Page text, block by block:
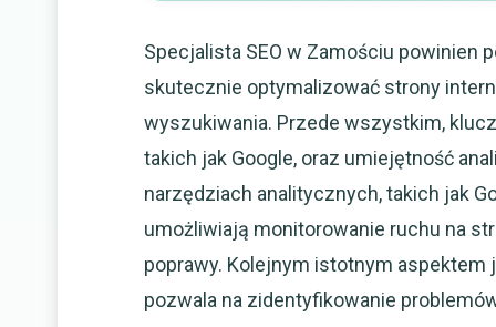
Specjalista SEO w Zamościu powinien
skutecznie optymalizować strony
wyszukiwania. Przede wszystkim,
takich jak Google, oraz umiejętność
narzędziach analitycznych, takich jak
umożliwiają monitorowanie ruchu na
poprawy. Kolejnym istotnym aspektem
pozwala na zidentyfikowanie